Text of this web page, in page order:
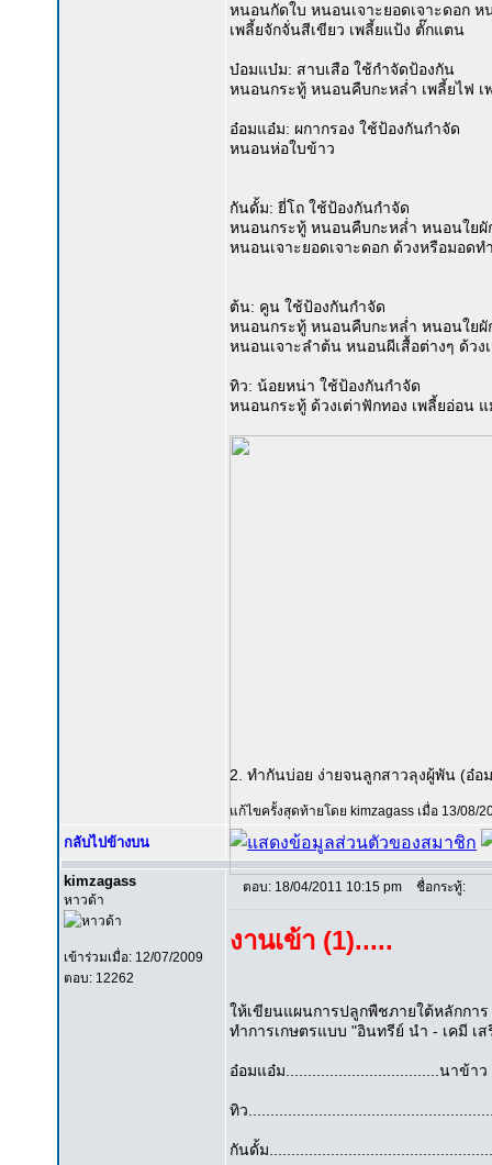
หนอนกัดใบ หนอนเจาะยอดเจาะดอก ห
เพลี้ยจักจั่นสีเขียว เพลี้ยแป้ง ตั๊กแตน
บ๋อมแบ๋ม: สาบเสือ ใช้กำจัดป้องกัน
หนอนกระทู้ หนอนคืบกะหล่ำ เพลี้ยไฟ เ
อ๋อมแอ๋ม: ผกากรอง ใช้ป้องกันกำจัด
หนอนห่อใบข้าว
กันดั้ม: ยี่โถ ใช้ป้องกันกำจัด
หนอนกระทู้ หนอนคืบกะหล่ำ หนอนใย
หนอนเจาะยอดเจาะดอก ด้วงหรือมอด
ต้น: คูน ใช้ป้องกันกำจัด
หนอนกระทู้ หนอนคืบกะหล่ำ หนอนใยผั
หนอนเจาะลำต้น หนอนผีเสื้อต่างๆ ด้วง
ทิว: น้อยหน่า ใช้ป้องกันกำจัด
หนอนกระทู้ ด้วงเต่าฟักทอง เพลี้ยอ่อน
2. ทำกันบ่อย ง่ายจนลูกสาวลุงผู้พัน (อ๋อ
แก้ไขครั้งสุดท้ายโดย kimzagass เมื่อ 13/08/
กลับไปข้างบน
kimzagass
หาวด้า
เข้าร่วมเมื่อ: 12/07/2009
ตอบ: 12262
ตอบ: 18/04/2011 10:15 pm ชื่อกระทู้:
งานเข้า (1).....
ให้เขียนแผนการปลูกพืชภายใต้หลักกา
ทำการเกษตรแบบ "อินทรีย์ นำ - เคมี เ
อ๋อมแอ๋ม...................................นาข้าว
ทิว
กันดั้ม